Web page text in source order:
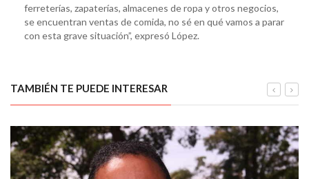
ferreterías, zapaterías, almacenes de ropa y otros negocios,
se encuentran ventas de comida, no sé en qué vamos a parar
con esta grave situación”, expresó López.
TAMBIÉN TE PUEDE INTERESAR